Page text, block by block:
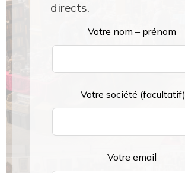
directs.
Votre nom – prénom
Votre société (facultatif)
Votre email